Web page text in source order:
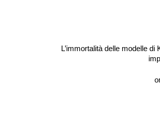
L’immortalità delle modelle